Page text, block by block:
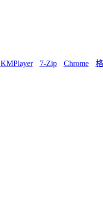
KMPlayer 7-Zip Chrome